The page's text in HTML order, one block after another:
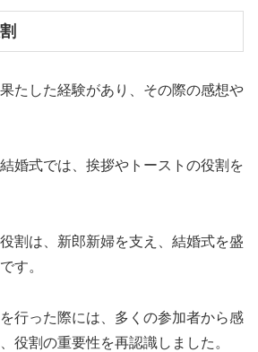
たした経験があり、その際の感想や
婚式では、挨拶やトーストの役割を
割は、新郎新婦を支え、結婚式を盛
す。
行った際には、多くの参加者から感
役割の重要性を再認識しました。